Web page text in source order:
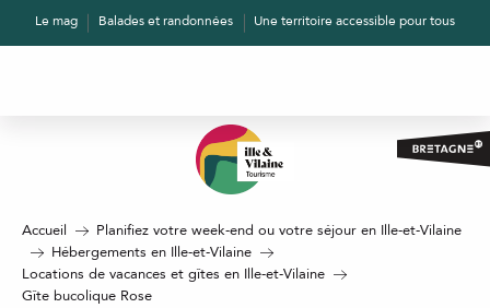
AllerLe mag Balades et randonnées Une territoire accessible pour tous
Accueil
Planifiez votre week-end ou votre séjour en Ille-et-Vilaine
Hébergements en Ille-et-Vilaine
Locations de vacances et gîtes en Ille-et-Vilaine
Gîte bucolique Rose